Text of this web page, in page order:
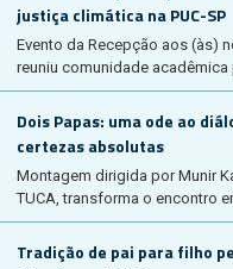
justiça climática na PUC-SP
Evento da Recepção aos (às)
reuniu comunidade acadêmica
Dois Papas: uma ode ao
certezas absolutas
Montagem dirigida por Munir
TUCA, transforma o encontro
Tradição de pai para filho